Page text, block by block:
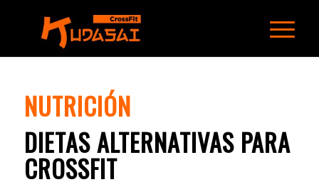
NUTRICIÓN
DIETAS ALTERNATIVAS PARA
CROSSFIT